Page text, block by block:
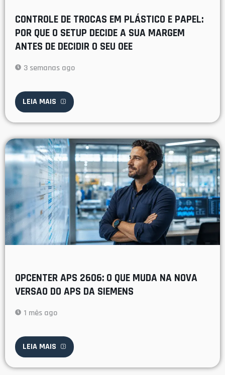
CONTROLE DE TROCAS EM PLÁSTICO E PAPEL:
POR QUE O SETUP DECIDE A SUA MARGEM
ANTES DE DECIDIR O SEU OEE
3 semanas ago
LEIA MAIS
OPCENTER APS 2606: O QUE MUDA NA NOVA
VERSAO DO APS DA SIEMENS
1 mês ago
LEIA MAIS